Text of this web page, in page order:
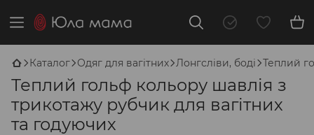
Каталог Одяг для вагітних Лонгсліви, боді Теплий
Теплий гольф кольору шавлія з
трикотажу рубчик для вагітних
та годуючих